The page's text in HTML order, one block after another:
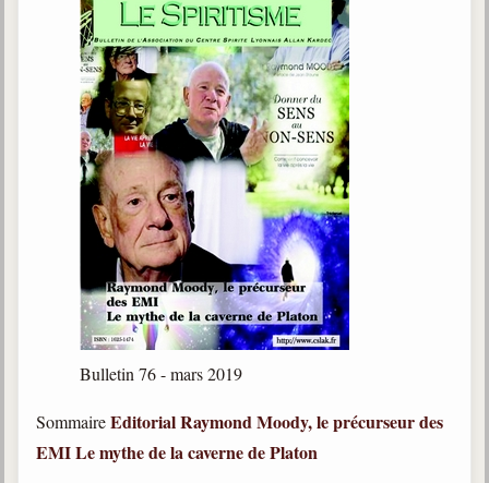
Bulletin 76 - mars 2019
SommaireEditorialRaymond Moody, le précurseur des
EMILe mythe de la caverne de Platon